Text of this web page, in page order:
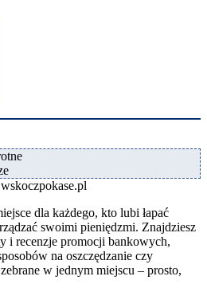
dla każdego, kto lubi łapać
swoimi pieniędzmi. Znajdziesz
i recenzje promocji bankowych,
na oszczędzanie czy
w jednym miejscu – prosto,